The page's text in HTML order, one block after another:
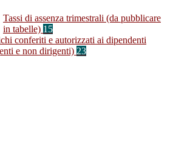
Tassi di assenza trimestrali (da pubblicare
in tabelle) 15
conferiti e autorizzati ai dipendenti
e non dirigenti) 23